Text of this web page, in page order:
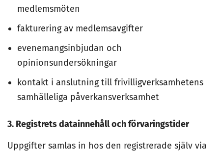
medlemsmöten
fakturering av medlemsavgifter
evenemangsinbjudan och
opinionsundersökningar
kontakt i anslutning till frivilligverksamhetens
samhälleliga påverkansverksamhet
3. Registrets datainnehåll och förvaringstider
Uppgifter samlas in hos den registrerade själv via